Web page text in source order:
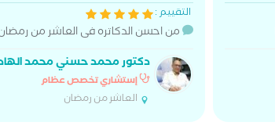
التقييم :
من احسن الدكاتره فى العاشر من
دكتور محمد حسني محمد
إستشاري تخصص عظام
العاشر من رمضان